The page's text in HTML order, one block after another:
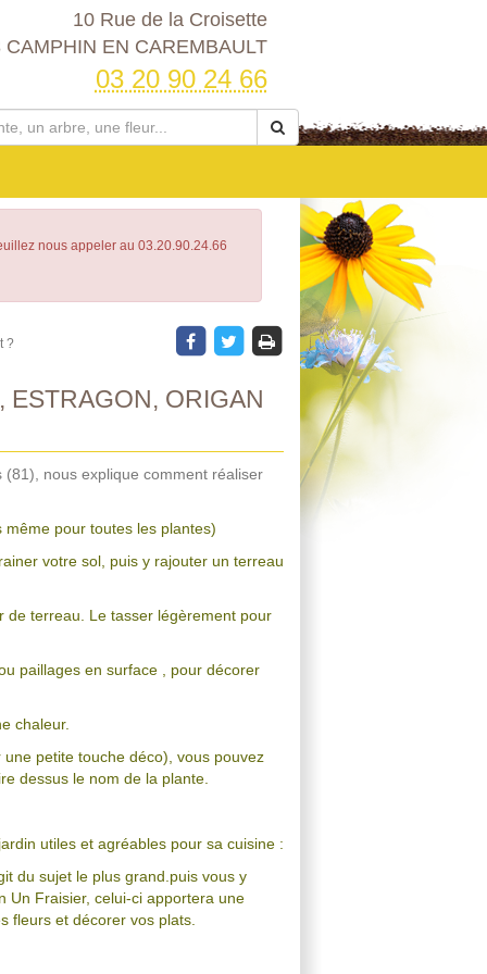
10 Rue de la Croisette
CAMPHIN EN CAREMBAULT
03 20 90 24 66
nous appeler au 03.20.90.24.66
?
ESTRAGON, ORIGAN
nous explique comment réaliser
pour toutes les plantes)
votre sol, puis y rajouter un terreau
de terreau. Le tasser légèrement pour
paillages en surface , pour décorer
chaleur.
petite touche déco), vous pouvez
dessus le nom de la plante.
utiles et agréables pour sa cuisine :
du sujet le plus grand.puis vous y
Un Fraisier, celui-ci apportera une
fleurs et décorer vos plats.